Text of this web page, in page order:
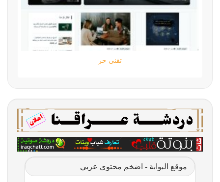
تقني حر
موقع البوابة - اضخم محتوى عربي